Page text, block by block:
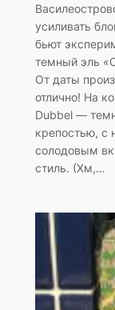
усиливать
бьют
темный эль
От даты
отлично! На
Dubbel —
крепостью, с
солодовым
стиль. (Хм,…